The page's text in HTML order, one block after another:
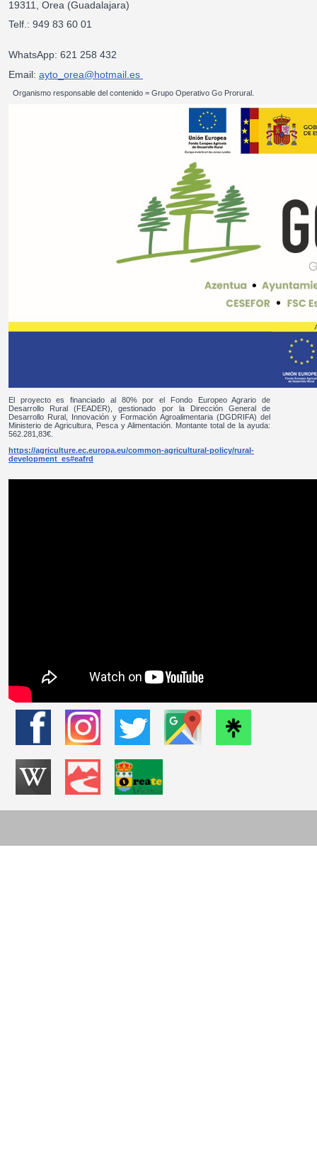
19311, Orea (Guadalajara)
Telf.: 949 83 60 01
WhatsApp: 621 258 432
Email: ayto_orea@hotmail.es
Organismo responsable del contenido = Grupo Operativo Go Prorural.
El proyecto es financiado al 80% por el Fondo Europeo Agrario de
Desarrollo Rural (FEADER), gestionado por la Dirección General de
Desarrollo Rural, Innovación y Formación Agroalimentaria (DGDRIFA) del
Ministerio de Agricultura, Pesca y Alimentación. Montante total de la ayuda:
562.281,83€.
https://agriculture.ec.europa.eu/common-agricultural-policy/rural-
development_es#eafrd